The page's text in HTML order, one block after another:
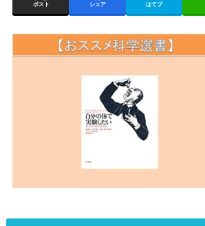
ポスト シェア はてブ